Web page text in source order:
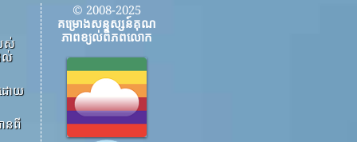
ស់
ល់
ោយ
នពី
© 2008-2025
គម្រោងសន្ទស្សន៍គុណ
ភាពខ្យល់ពិភពលោក